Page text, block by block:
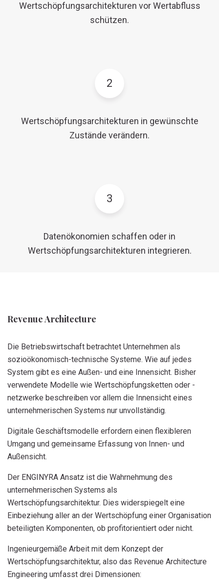
Wertschöpfungsarchitekturen vor Wertabfluss
schützen.
2
Wertschöpfungsarchitekturen in gewünschte
Zustände verändern.
3
Datenökonomien schaffen oder in
Wertschöpfungsarchitekturen integrieren.
Revenue Architecture
Die Betriebswirtschaft betrachtet Unternehmen als
sozioökonomisch-technische Systeme. Wie auf jedes
System gibt es eine Außen- und eine Innensicht. Bisher
verwendete Modelle wie Wertschöpfungsketten oder -
netzwerke beschreiben vor allem die Innensicht eines
unternehmerischen Systems nur unvollständig.
Digitale Geschäftsmodelle erfordern einen flexibleren
Umgang und gemeinsame Erfassung von Innen- und
Außensicht.
Der ENGINYRA Ansatz ist die Wahrnehmung des
unternehmerischen Systems als
Wertschöpfungsarchitektur. Dies widerspiegelt eine
Einbeziehung aller an der Wertschöpfung einer Organisation
beteiligten Komponenten, ob profitorientiert oder nicht.
Ingenieurgemäße Arbeit mit dem Konzept der
Wertschöpfungsarchitektur, also das Revenue Architecture
Engineering umfasst drei Dimensionen: